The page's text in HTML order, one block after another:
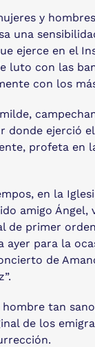
y
una
ejerce en el
luto con las
con los
ejerció el
profeta en
en la
amigo Ángel,
de primer
ayer para la
de
hombre tan
de los